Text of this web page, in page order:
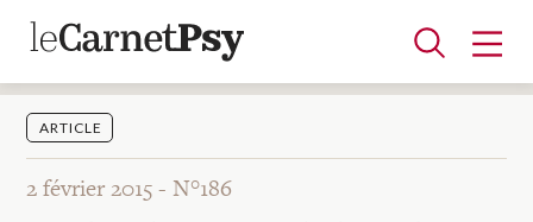
Articles
ARTICLE
2 février 2015 -N°186